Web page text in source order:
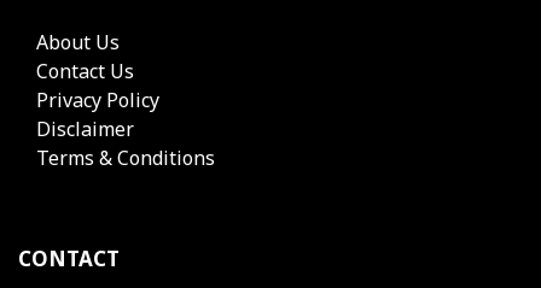
About Us
Contact Us
Privacy Policy
Disclaimer
Terms & Conditions
CONTACT